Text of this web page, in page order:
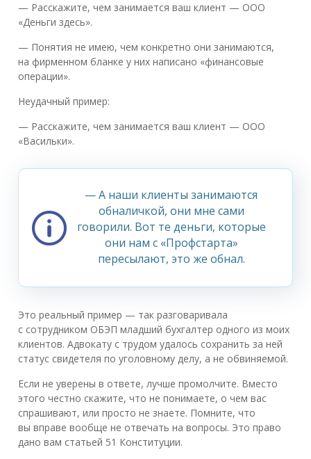
— Расскажите, чем занимается ваш клиент — ООО
«Деньги здесь».
— Понятия не имею, чем конкретно они занимаются,
на фирменном бланке у них написано «финансовые
операции».
Неудачный пример:
— Расскажите, чем занимается ваш клиент — ООО
«Васильки».
— А наши клиенты занимаются
обналичкой, они мне сами
говорили. Вот те деньги, которые
они нам с «Профстарта»
пересылают, это же обнал.
Это реальный пример — так разговаривала
с сотрудником ОБЭП младший бухгалтер одного из моих
клиентов. Адвокату с трудом удалось сохранить за ней
статус свидетеля по уголовному делу, а не обвиняемой.
Если не уверены в ответе, лучше промолчите. Вместо
этого честно скажите, что не понимаете, о чем вас
спрашивают, или просто не знаете. Помните, что
вы вправе вообще не отвечать на вопросы. Это право
дано вам статьей 51 Конституции.